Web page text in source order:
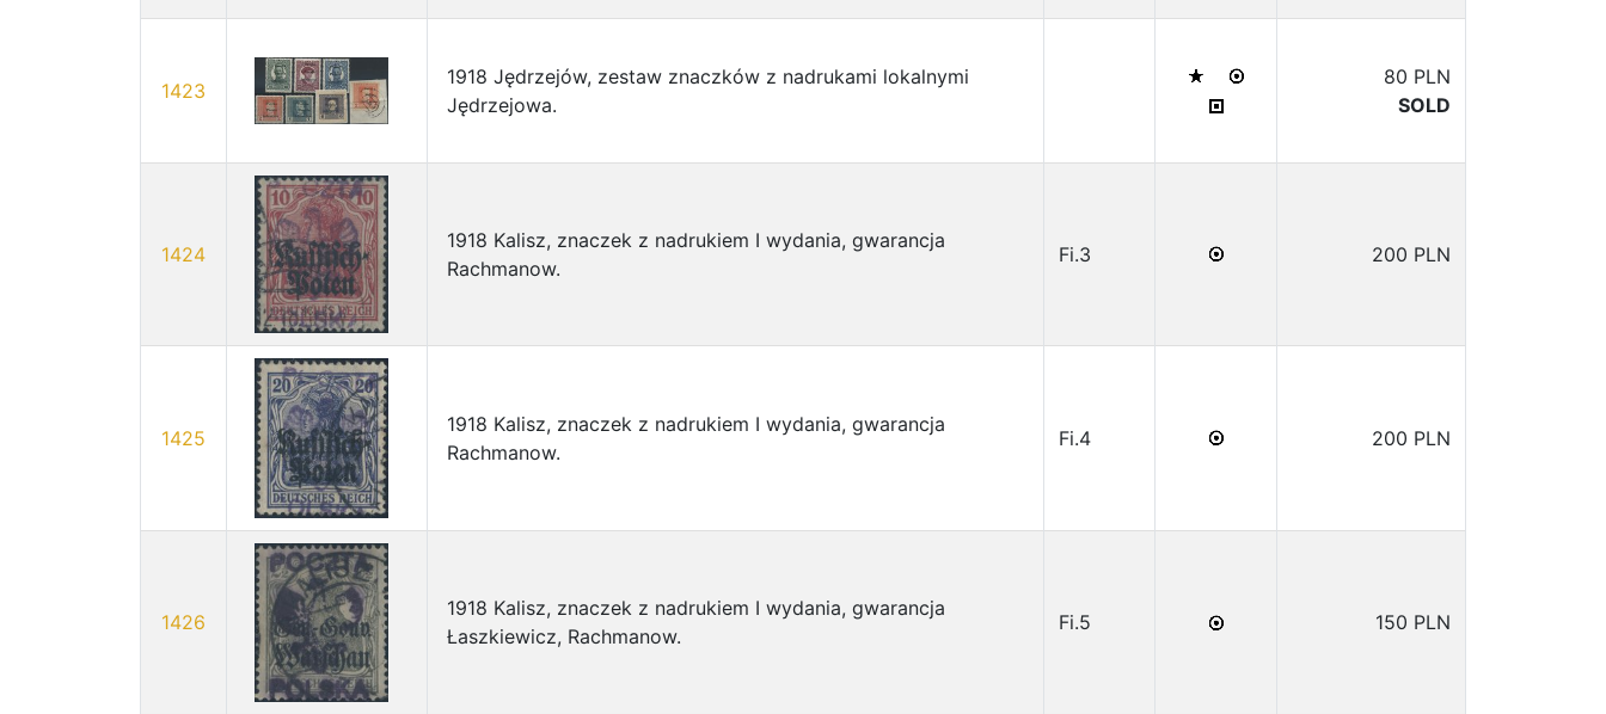
1423
1918 Jędrzejów, zestaw znaczków z nadrukami lokalnymi
Jędrzejowa.
80 PLN
SOLD
1424
1918 Kalisz, znaczek z nadrukiem I wydania, gwarancja
Rachmanow.
Fi.3 200 PLN
1425
1918 Kalisz, znaczek z nadrukiem I wydania, gwarancja
Rachmanow.
Fi.4 200 PLN
1426
1918 Kalisz, znaczek z nadrukiem I wydania, gwarancja
Łaszkiewicz, Rachmanow.
Fi.5 150 PLN